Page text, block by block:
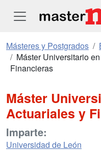
Másteres y Postgrados
Máster Universitario
Financieras
Máster
Actuariales y
Imparte:
Universidad de León